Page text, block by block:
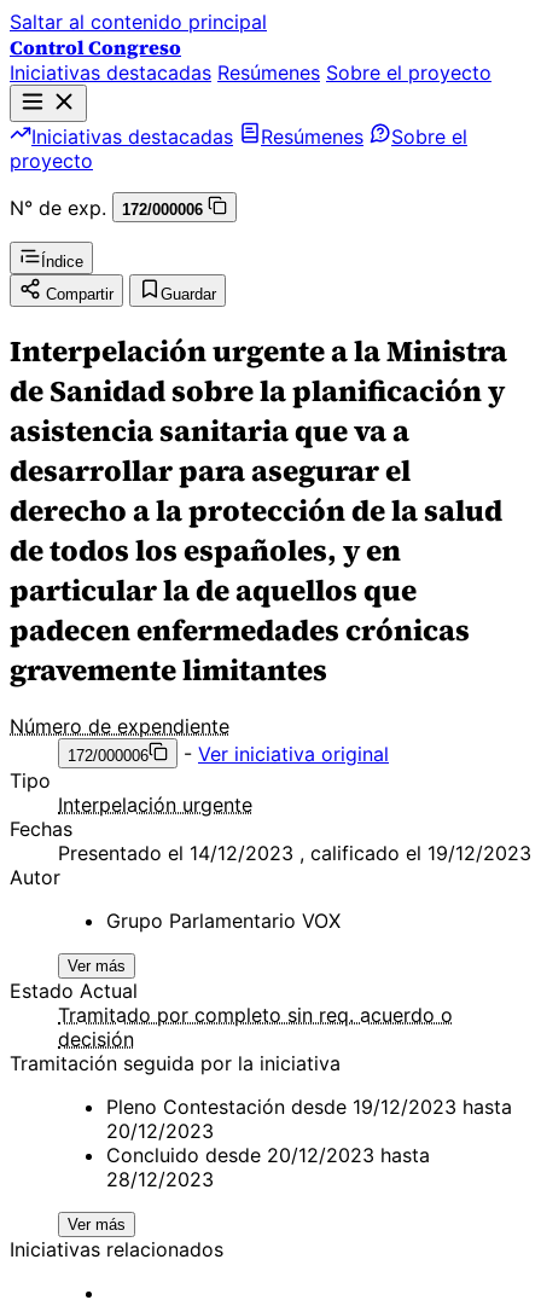
Saltar al contenido principal
Control Congreso
Iniciativas destacadas Resúmenes Sobre el proyecto
Iniciativas destacadas Resúmenes
Sobre el
proyecto
N° de exp.
172/000006
Índice
Compartir
Guardar
Interpelación urgente a la Ministra
de Sanidad sobre la planificación y
asistencia sanitaria que va a
desarrollar para asegurar el
derecho a la protección de la salud
de todos los españoles, y en
particular la de aquellos que
padecen enfermedades crónicas
gravemente limitantes
Número de expendiente
172/000006 - Ver iniciativa original
Tipo
Interpelación urgente
Fechas
Presentado el 14/12/2023 , calificado el 19/12/2023
Autor
Grupo Parlamentario VOX
Ver más
Estado Actual
Tramitado por completo sin req. acuerdo o
decisión
Tramitación seguida por la iniciativa
Pleno Contestación desde 19/12/2023 hasta
20/12/2023
Concluido desde 20/12/2023 hasta
28/12/2023
Ver más
Iniciativas relacionados